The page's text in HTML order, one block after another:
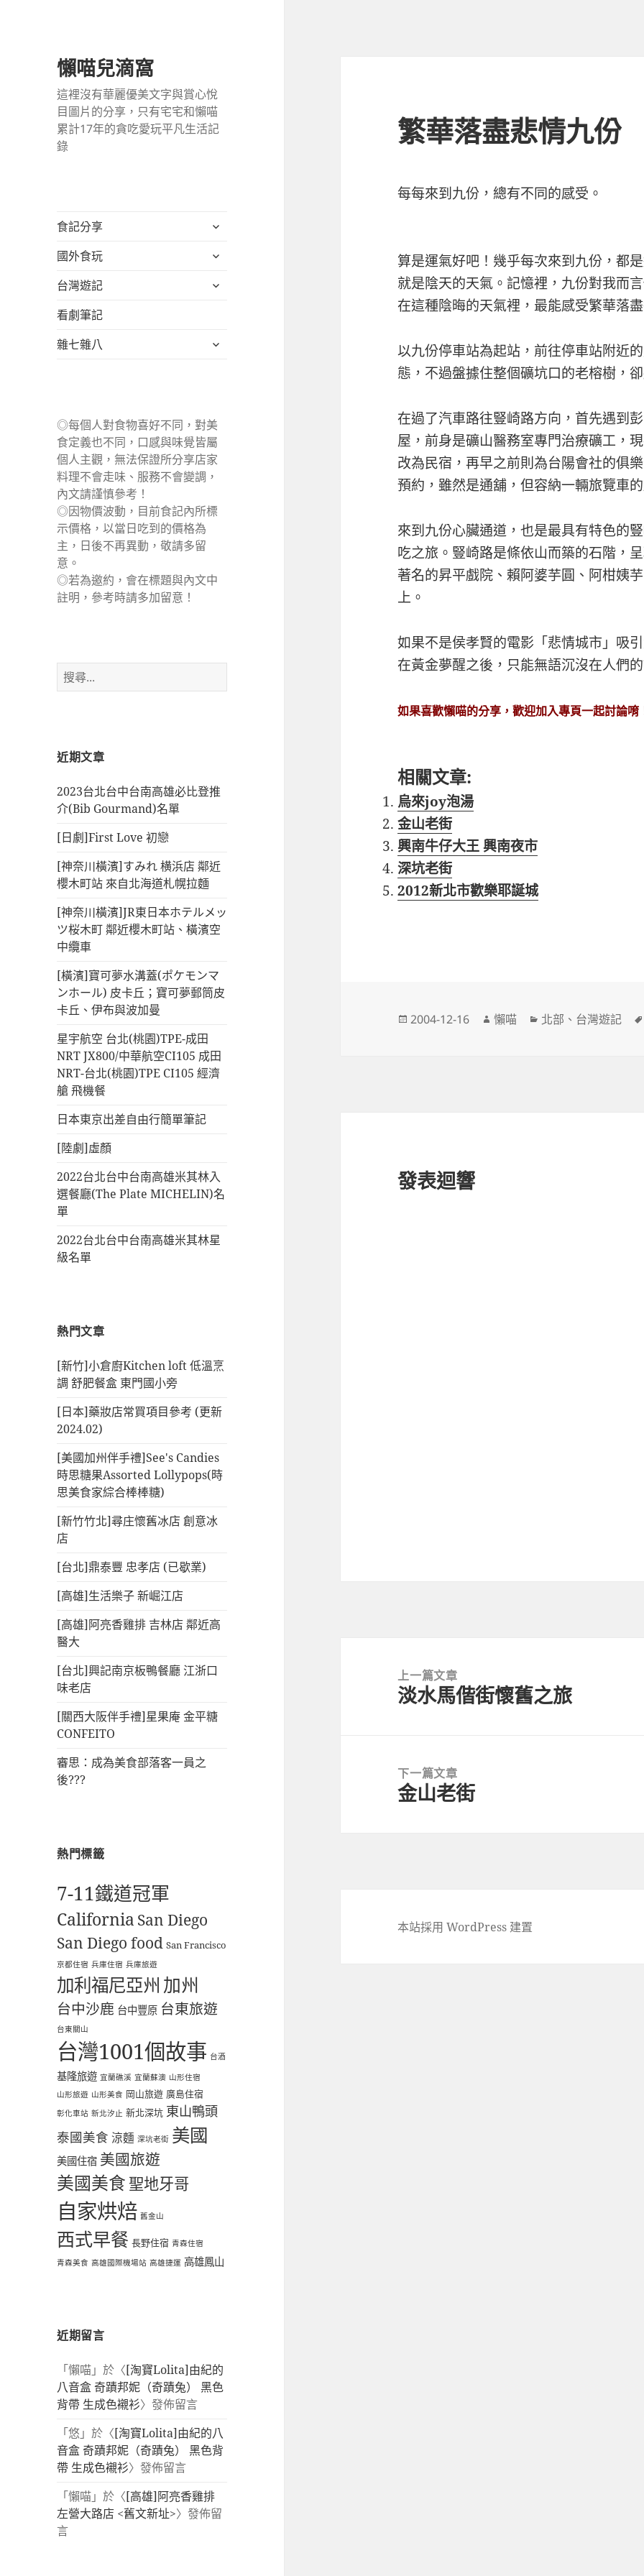
懶喵兒滴窩
這裡沒有華麗優美文字與賞心悅
目圖片的分享，只有宅宅和懶喵
累計17年的貪吃愛玩平凡生活記
錄
食記分享
展
子
單
國外食玩
展
子
台灣遊記
展
單
看劇筆記
雜七雜八
展
◎每個人對食物喜好不同，對美
食定義也不同，口感與味覺皆屬
個人主觀，無法保證所分享店家
料理不會走味、服務不會變調，
內文請謹慎參考！
◎因物價波動，目前食記內所標
示價格，以當日吃到的價格為
主，日後不再異動，敬請多留
意。
◎若為邀約，會在標題與內文中
註明，參考時請多加留意！
搜
尋
近期文章
2023台北台中台南高雄必比登推
介(Bib Gourmand)名單
[日劇]First Love 初戀
[神奈川橫濱]すみれ 横浜店 鄰近
櫻木町站 來自北海道札幌拉麵
[神奈川橫濱]JR東日本ホテルメッ
ツ桜木町 鄰近櫻木町站、橫濱空
中纜車
[橫濱]寶可夢水溝蓋(ポケモンマ
ンホール) 皮卡丘；寶可夢郵筒皮
卡丘、伊布與波加曼
星宇航空 台北(桃園)TPE-成田
NRT JX800/中華航空CI105 成田
NRT-台北(桃園)TPE CI105 經濟
艙 飛機餐
日本東京出差自由行簡單筆記
[陸劇]虛顏
2022台北台中台南高雄米其林入
選餐廳(The Plate MICHELIN)名
單
2022台北台中台南高雄米其林星
級名單
熱門文章
[新竹]小倉廚Kitchen loft 低溫烹
調 舒肥餐盒 東門國小旁
[日本]藥妝店常買項目參考 (更新
2024.02)
[美國加州伴手禮]See's Candies
時思糖果Assorted Lollypops(時
思美食家綜合棒棒糖)
[新竹竹北]尋庄懷舊冰店 創意冰
店
[台北]鼎泰豐 忠孝店 (已歇業)
[高雄]生活樂子 新崛江店
[高雄]阿亮香雞排 吉林店 鄰近高
醫大
[台北]興記南京板鴨餐廳 江浙口
味老店
[關西大阪伴手禮]星果庵 金平糖
CONFEITO
審思：成為美食部落客一員之
後???
熱門標籤
7-11鐵道冠軍
California San Diego
San Diego food San Francisco
京都住宿 兵庫住宿 兵庫旅遊
加利福尼亞州 加州
台中沙鹿 台中豐原 台東旅遊
台東關山
台灣1001個故事 台酒
基隆旅遊 宜蘭礁溪 宜蘭蘇澳 山形住宿
山形旅遊 山形美食 岡山旅遊 廣島住宿
彰化車站 新北汐止 新北深坑 東山鴨頭
泰國美食 涼麵 深坑老街 美國
美國住宿 美國旅遊
美國美食 聖地牙哥
自家烘焙 舊金山
西式早餐 長野住宿 青森住宿
青森美食 高雄國際機場站 高雄捷運 高雄鳳山
近期留言
「懶喵」於〈[淘寶Lolita]由紀的
八音盒 奇蹟邦妮（奇蹟兔） 黑色
背帶 生成色襯衫〉發佈留言
「悠」於〈[淘寶Lolita]由紀的八
音盒 奇蹟邦妮（奇蹟兔） 黑色背
帶 生成色襯衫〉發佈留言
「懶喵」於〈[高雄]阿亮香雞排
左營大路店 <舊文新址>〉發佈留
言
繁華落盡悲情九份
每每來到九份，總有不同的感受。
算是運氣好吧！幾乎每次來到九份，都
就是陰天的天氣。記憶裡，九份對我而
在這種陰晦的天氣裡，最能感受繁華落
以九份停車站為起站，前往停車站附近
態，不過盤據住整個礦坑口的老榕樹，
在過了汽車路往豎崎路方向，首先遇到
屋，前身是礦山醫務室專門治療礦工，
改為民宿，再早之前則為台陽會社的俱
預約，雖然是通舖，但容納一輛旅覽車
來到九份心臟通道，也是最具有特色的
吃之旅。豎崎路是條依山而築的石階，
著名的昇平戲院、賴阿婆芋圓、阿柑姨
上。
如果不是侯孝賢的電影「悲情城市」吸
在黃金夢醒之後，只能無語沉沒在人們
如果喜歡懶喵的分享，歡迎加入專頁一起討論唷
相關文章:
烏來joy泡湯
金山老街
興南牛仔大王 興南夜市
深坑老街
2012新北市歡樂耶誕城
發
2004-12-16
作
懶喵
分
北部 、 台灣遊記
發表迴響
上一篇文章
上
章:
淡水馬偕街懷舊之旅
下一篇文章
下
金山老街
本站採用 WordPress 建置